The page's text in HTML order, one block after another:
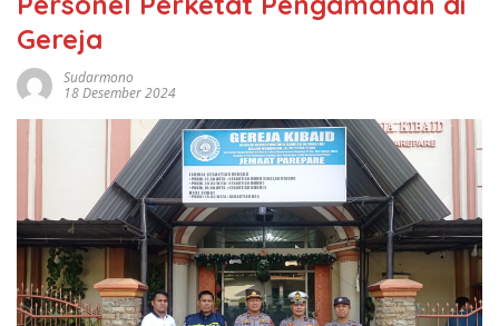
Gereja
Sudarmono
18 Desember 2024